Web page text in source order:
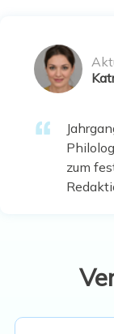
zum
Redaktion. Seitdem